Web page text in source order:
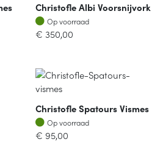
Christofle Albi Voorsnijvork
Op voorraad
Op voorraad
€ 350,00
Christofle Spatours Vismes
Op voorraad
Op voorraad
€ 95,00